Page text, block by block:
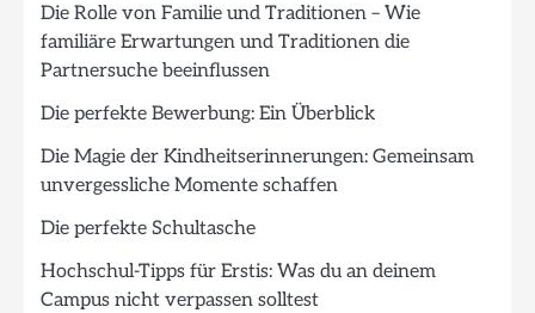
Die Rolle von Familie und Traditionen – Wie
familiäre Erwartungen und Traditionen die
Partnersuche beeinflussen
Die perfekte Bewerbung: Ein Überblick
Die Magie der Kindheitserinnerungen: Gemeinsam
unvergessliche Momente schaffen
Die perfekte Schultasche
Hochschul-Tipps für Erstis: Was du an deinem
Campus nicht verpassen solltest